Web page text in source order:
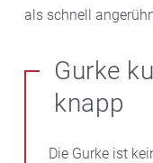
als schnell
Gurke
knapp
Die Gurke ist